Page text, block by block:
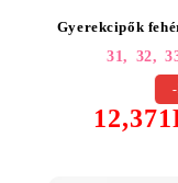
Gyerekcipők
31, 32,